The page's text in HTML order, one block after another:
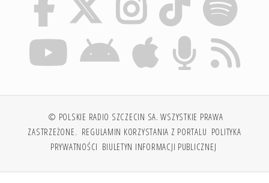
© POLSKIE RADIO SZCZECIN SA. WSZYSTKIE PRAWA
ZASTRZEŻONE. REGULAMIN KORZYSTANIA Z PORTALU POLITYKA
PRYWATNOŚCI BIULETYN INFORMACJI PUBLICZNEJ